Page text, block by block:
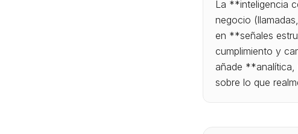
La **inteligencia
negocio
en **señales
cumplimiento y
añade **analítica,
sobre lo que